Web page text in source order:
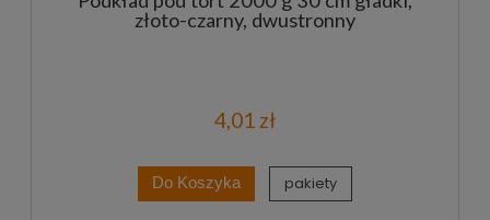
złoto-czarny, dwustronny
4,01 zł
Do Koszyka pakiety